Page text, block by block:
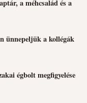
a méhcsalád és a
ünnepeljük a kollégák
égbolt megfigyelése